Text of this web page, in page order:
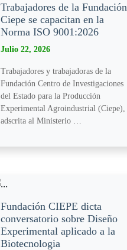
Trabajadores de la Fundación
Ciepe se capacitan en la
Norma ISO 9001:2026
Julio 22, 2026
Trabajadores y trabajadoras de la
Fundación Centro de Investigaciones
del Estado para la Producción
Experimental Agroindustrial (Ciepe),
adscrita al Ministerio …
Fundación CIEPE dicta
conversatorio sobre Diseño
Experimental aplicado a la
Biotecnologia